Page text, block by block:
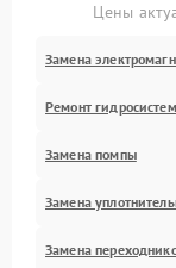
Цены
Замена
Ремонт
Замена помпы
Замена
Замена